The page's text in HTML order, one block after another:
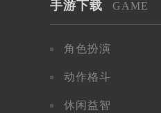
手游下载 GAME
角色扮演
动作格斗
休闲益智